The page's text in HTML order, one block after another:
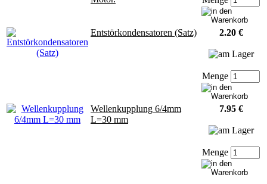
Entstörkondensatoren (Satz) 2.20 €
Menge
Wellenkupplung 6/4mm
L=30 mm
7.95 €
Menge